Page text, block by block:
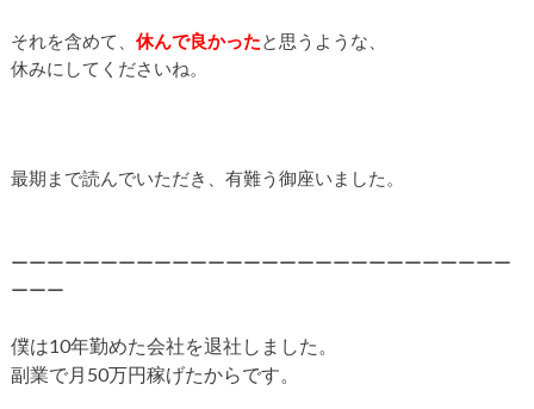
それを含めて、 休んで良かったと思うような、
休みにしてくださいね。
最期まで読んでいただき、有難う御座いました。
ーーーーーーーーーーーーーーーーーーーーーーーーーーーー
ーーー
僕は10年勤めた会社を退社しました。
副業で月50万円稼げたからです。